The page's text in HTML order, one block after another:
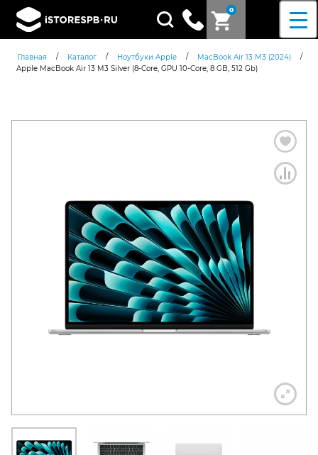
0
Поиск
товаров
Главная / Каталог / Ноутбуки Apple / MacBook Air 13 M3 (2024)
/
Apple MacBook Air 13 M3 Silver (8-Core, GPU 10-Core, 8 GB, 512 Gb)
Согласен cполитикой
+7 812 318-40-14
(c 10:00 до 21:00, без